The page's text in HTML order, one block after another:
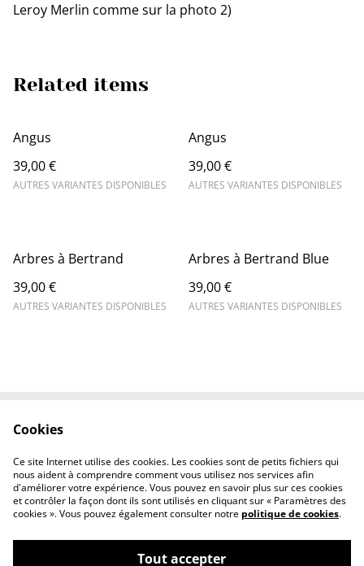
Leroy Merlin comme sur la photo 2)
Related items
Angus
39,00 €
AUTRES VARIANTES DISPONIBLES
Angus
39,00 €
AUTRES VARIANTES DISPONIBLES
Arbres à Bertrand
39,00 €
AUTRES VARIANTES DISPONIBLES
Arbres à Bertrand Blue
39,00 €
AUTRES VARIANTES DISPONIBLES
Politique de
confidentialité
Politique de cookies
Cookies
Ce site Internet utilise des cookies. Les cookies sont de petits fichiers qui
nous aident à comprendre comment vous utilisez nos services afin
d'améliorer votre expérience. Vous pouvez en savoir plus sur ces cookies
et contrôler la façon dont ils sont utilisés en cliquant sur « Paramètres des
cookies ». Vous pouvez également consulter notre politique de cookies.
Tout accepter